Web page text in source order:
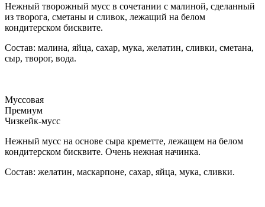
Нежный творожный мусс в сочетании с малиной, сделанный
из творога, сметаны и сливок, лежащий на белом
кондитерском бисквите.
Состав: малина, яйца, сахар, мука, желатин, сливки, сметана,
сыр, творог, вода.
Муссовая
Премиум
Чизкейк-мусс
Нежный мусс на основе сыра креметте, лежащем на белом
кондитерском бисквите. Очень нежная начинка.
Состав: желатин, маскарпоне, сахар, яйца, мука, сливки.